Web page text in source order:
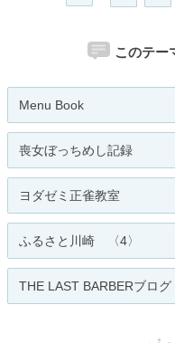
このテー
Menu Book
喪女ぼっちめし記録
ヨダゼミ正雀教室
ふるさと川崎 〈4〉
THE LAST BARBERブログ